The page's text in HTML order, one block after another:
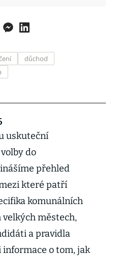
důchod
uskuteční
do
přehled
které patří
komunálních
velkých městech,
a pravidla
informace o tom, jak